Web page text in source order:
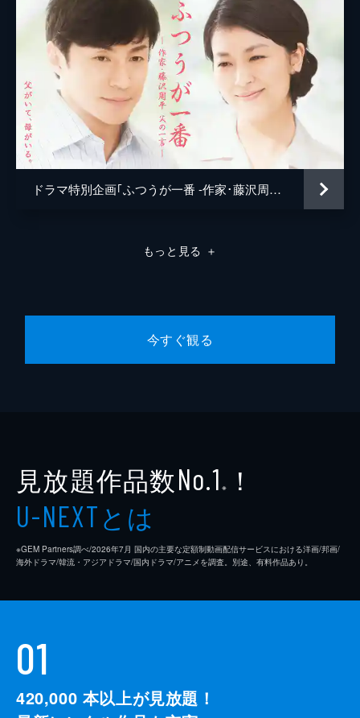
ドラマ特別企画｢ふつうが一番 -作家･藤沢周平 父の一言-｣
もっと見る ＋
今すぐ観る
見放題作品数No.1 ※ ！
U-NEXTとは
※GEM Partners調べ/2026年7⽉ 国内の主要な定額制動画配信サービスにおける洋画/邦画/
海外ドラマ/韓流・アジアドラマ/国内ドラマ/アニメを調査。別途、有料作品あり。
01
420,000 本以上が見放題！